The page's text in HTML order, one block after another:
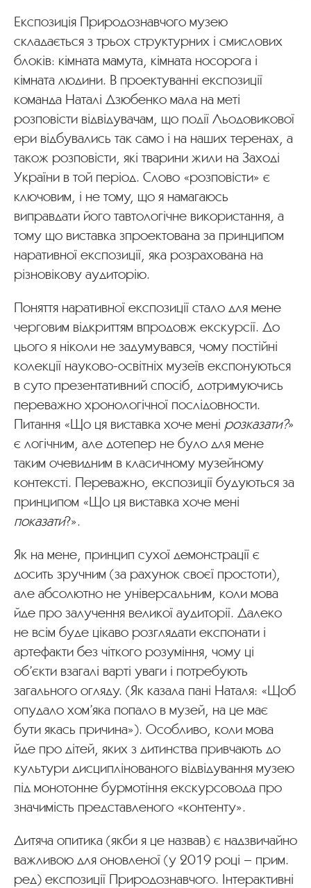
Експозиція Природознавчого музею
складається з трьох структурних і смислових
блоків: кімната мамута, кімната носорога і
кімната людини. В проектуванні експозиції
команда Наталі Дзюбенко мала на меті
розповісти відвідувачам, що події Льодовикової
ери відбувались так само і на наших теренах, а
також розповісти, які тварини жили на Заході
України в той період. Слово «розповісти» є
ключовим, і не тому, що я намагаюсь
виправдати його тавтологічне використання, а
тому що виставка зпроектована за принципом
наративної експозиції, яка розрахована на
різновікову аудиторію.
Поняття наративної експозиції стало для мене
черговим відкриттям впродовж екскурсії. До
цього я ніколи не задумувався, чому постійні
колекції науково-освітніх музеїв експонуються
в суто презентативний спосіб, дотримуючись
переважно хронологічної послідовности.
Питання «Що ця виставка хоче мені розказати?»
є логічним, але дотепер не було для мене
таким очевидним в класичному музейному
контексті. Переважно, експозиції будуються за
принципом «Що ця виставка хоче мені
показати?».
Як на мене, принцип сухої демонстрації є
досить зручним (за рахунок своєї простоти),
але абсолютно не універсальним, коли мова
йде про залучення великої аудиторії. Далеко
не всім буде цікаво розглядати експонати і
артефакти без чіткого розуміння, чому ці
об’єкти взагалі варті уваги і потребують
загального огляду. (Як казала пані Наталя: «Щоб
опудало хом’яка попало в музей, на це має
бути якась причина»). Особливо, коли мова
йде про дітей, яких з дитинства привчають до
культури дисциплінованого відвідування музею
під монотонне бурмотіння екскурсовода про
значимість представленого «контенту».
Дитяча опитика (якби я це назвав) є надзвичайно
важливою для оновленої (у 2019 році – прим.
ред) експозиції Природознавчого. Інтерактивні